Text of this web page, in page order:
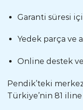
Garanti süresi
Yedek parça ve
Online destek
Pendik’teki
Türkiye’nin 81